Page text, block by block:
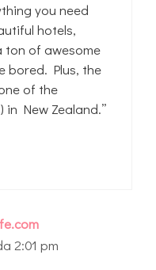
you need
hotels,
ton of awesome
bored. Plus, the
of the
New Zealand.”
2:01 pm